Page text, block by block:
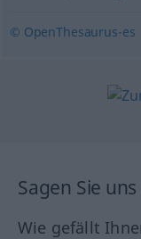
© OpenThesaurus-es
Sagen Sie
Wie gefällt